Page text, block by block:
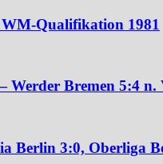
Qualifikation 1981
Werder Bremen 5:4
Berlin 3:0, Oberliga